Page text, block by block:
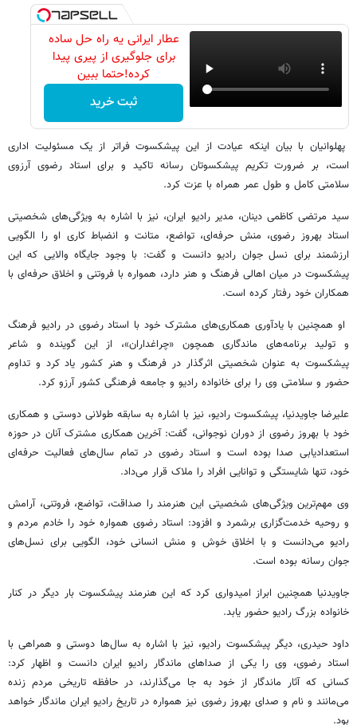
عطار ایرانی یه راه حل ساده
برای جلوگیری از پیری پیدا
کرده!حتما ببین
ثبت خرید
پهلوانیان با بیان اینکه عیادت از این پیشکسوت فراتر از یک مسئولیت اداری
است، بر ضرورت تکریم پیشکسوتان رسانه تاکید و برای استاد رضوی آرزوی
سلامتی کامل و طول عمر همراه با عزت کرد.
سید مرتضی کاظمی دینان، مدیر رادیو ایران، نیز با اشاره به ویژگی‌های شخصیتی
استاد بهروز رضوی، منش حرفه‌ای، تواضع، متانت و انضباط کاری او را الگویی
ارزشمند برای نسل جوان رادیو دانست و گفت: با وجود جایگاه والایی که این
پیشکسوت در میان اهالی فرهنگ و هنر دارد، همواره با فروتنی و اخلاق حرفه‌ای با
همکاران خود رفتار کرده است.
او همچنین با یادآوری همکاری‌های مشترک خود با استاد رضوی در رادیو فرهنگ
و تولید برنامه‌های ماندگاری همچون «چراغداران»، از این گوینده و شاعر
پیشکسوت به عنوان شخصیتی اثرگذار در فرهنگ و هنر کشور یاد کرد و تداوم
حضور و سلامتی وی را برای خانواده رادیو و جامعه فرهنگی کشور آرزو کرد.
علیرضا جاویدنیا، پیشکسوت رادیو، نیز با اشاره به سابقه طولانی دوستی و همکاری
خود با بهروز رضوی از دوران نوجوانی، گفت: آخرین همکاری مشترک آنان در حوزه
استعدادیابی صدا بوده است و استاد رضوی در تمام سال‌های فعالیت حرفه‌ای
خود، تنها شایستگی و توانایی افراد را ملاک قرار می‌داد.
وی مهم‌ترین ویژگی‌های شخصیتی این هنرمند را صداقت، تواضع، فروتنی، آرامش
و روحیه خدمت‌گزاری برشمرد و افزود: استاد رضوی همواره خود را خادم مردم و
رادیو می‌دانست و با اخلاق خوش و منش انسانی خود، الگویی برای نسل‌های
جوان رسانه بوده است.
جاویدنیا همچنین ابراز امیدواری کرد که این هنرمند پیشکسوت بار دیگر در کنار
خانواده بزرگ رادیو حضور یابد.
داود حیدری، دیگر پیشکسوت رادیو، نیز با اشاره به سال‌ها دوستی و همراهی با
استاد رضوی، وی را یکی از صداهای ماندگار رادیو ایران دانست و اظهار کرد:
کسانی که آثار ماندگار از خود به جا می‌گذارند، در حافظه تاریخی مردم زنده
می‌مانند و نام و صدای بهروز رضوی نیز همواره در تاریخ رادیو ایران ماندگار خواهد
بود.